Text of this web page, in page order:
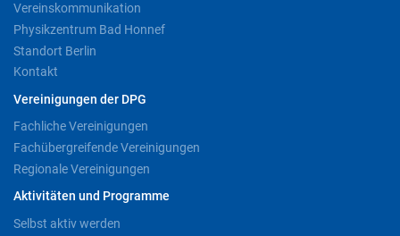
Vereinskommunikation
Physikzentrum Bad Honnef
Standort Berlin
Kontakt
Vereinigungen der DPG
Fachliche Vereinigungen
Fachübergreifende Vereinigungen
Regionale Vereinigungen
Aktivitäten und Programme
Selbst aktiv werden